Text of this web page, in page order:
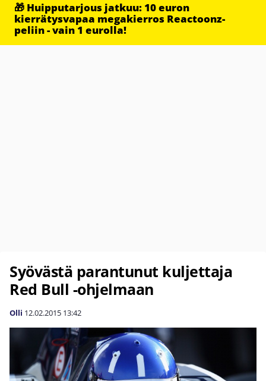
🎁 Huipputarjous jatkuu: 10 euron
kierrätysvapaa megakierros Reactoonz-
peliin - vain 1 eurolla!
Syövästä parantunut kuljettaja
Red Bull -ohjelmaan
Olli 12.02.2015 13:42